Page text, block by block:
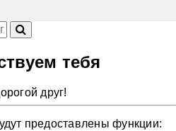
тебя
друг!
предоставлены функции: